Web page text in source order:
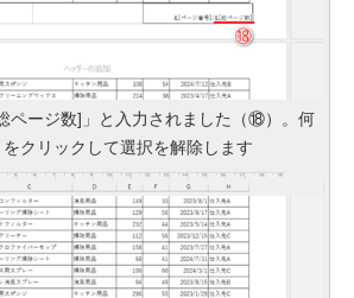
ページ数]」と入力されました（⑱）。何
クリックして選択を解除します